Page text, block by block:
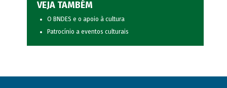
VEJA TAMBÉM
O BNDES e o apoio à cultura
Patrocínio a eventos culturais